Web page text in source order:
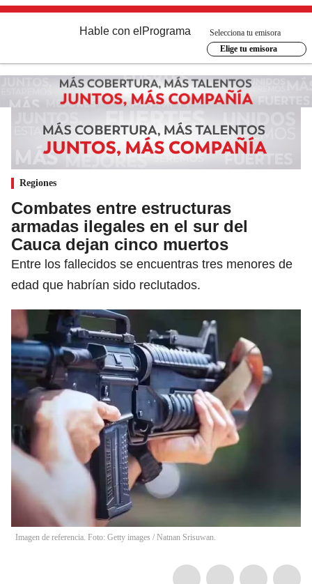
Hable con el Programa
Selecciona tu emisora
Elige tu emisora
Regiones
Combates entre estructuras
armadas ilegales en el sur del
Cauca dejan cinco muertos
Entre los fallecidos se encuentras tres menores de
edad que habrían sido reclutados.
Imagen de referencia. Foto: Getty images / Natnan Srisuwan.